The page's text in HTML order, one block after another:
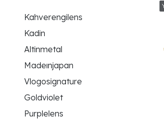
Kahverengilens
Kadin
Altinmetal
Madeınjapan
Vlogosignature
Goldviolet
Purplelens